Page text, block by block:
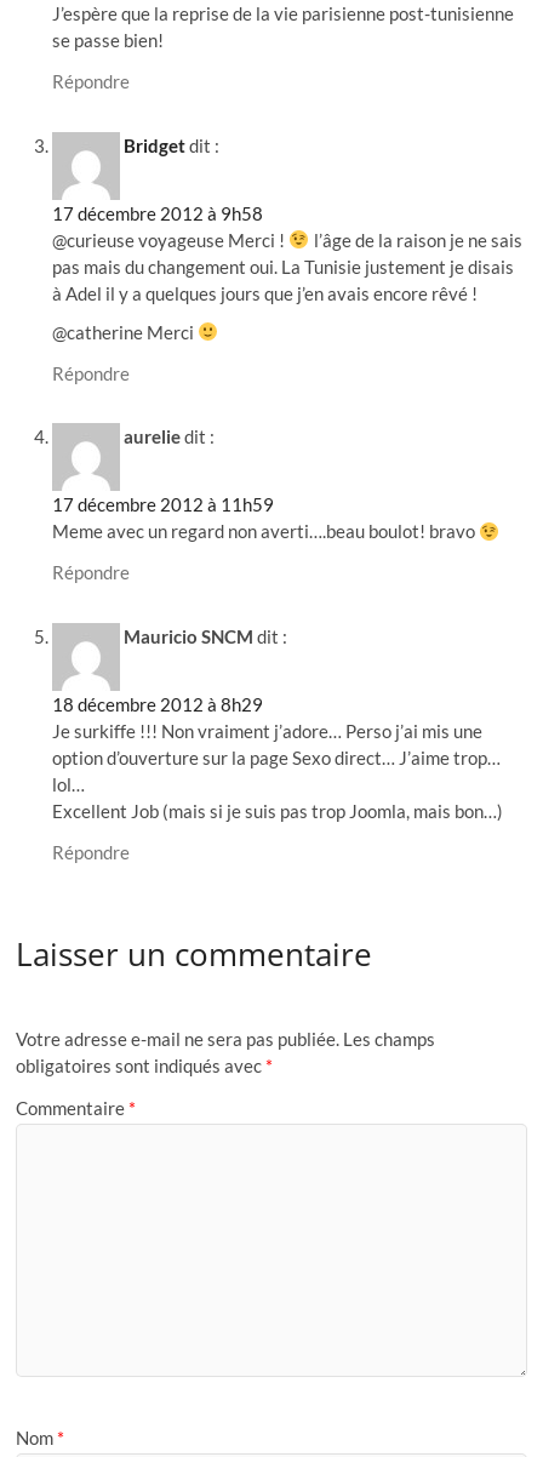
J’espère que la reprise de la vie parisienne post-tunisienne
se passe bien!
Répondre
Bridgetdit :
17 décembre 2012 à 9h58
@curieuse voyageuse Merci !
l’âge de la raison je ne sais
pas mais du changement oui. La Tunisie justement je disais
à Adel il y a quelques jours que j’en avais encore rêvé !
@catherine Merci
Répondre
aureliedit :
17 décembre 2012 à 11h59
Meme avec un regard non averti….beau boulot! bravo
Répondre
Mauricio SNCM dit :
18 décembre 2012 à 8h29
Je surkiffe !!! Non vraiment j’adore… Perso j’ai mis une
option d’ouverture sur la page Sexo direct… J’aime trop…
lol…
Excellent Job (mais si je suis pas trop Joomla, mais bon…)
Répondre
Laisser un commentaire
Votre adresse e-mail ne sera pas publiée. Les champs
obligatoires sont indiqués avec *
Commentaire *
Nom *